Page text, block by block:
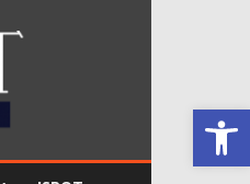
פתח סרגל נגישות
מגזין
Ispot